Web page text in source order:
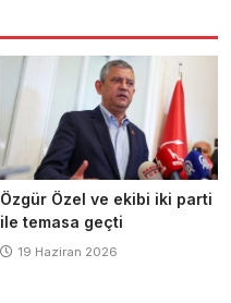
Özgür Özel ve ekibi iki parti
ile temasa geçti
19 Haziran 2026